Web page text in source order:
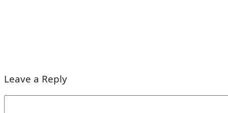
Leave a Reply